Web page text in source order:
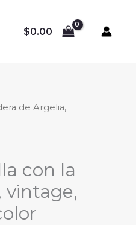
$0.00
de Argelia,
con la
vintage,